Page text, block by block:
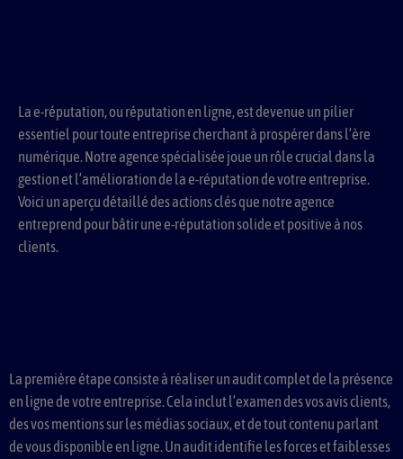
La e-réputation, ou réputation en ligne, est devenue un pilier
essentiel pour toute entreprise cherchant à prospérer dans l’ère
numérique. Notre agence spécialisée joue un rôle crucial dans la
gestion et l’amélioration de la e-réputation de votre entreprise.
Voici un aperçu détaillé des actions clés que notre agence
entreprend pour bâtir une e-réputation solide et positive à nos
clients.
La première étape consiste à réaliser un audit complet de la présence
en ligne de votre entreprise. Cela inclut l’examen des vos avis clients,
des vos mentions sur les médias sociaux, et de tout contenu parlant
de vous disponible en ligne. Un audit identifie les forces et faiblesses